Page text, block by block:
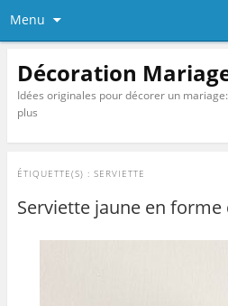
Menu
Décoration
Idées originales pour décorer un
plus
ÉTIQUETTE(S) : SERVIETTE
Serviette jaune en forme